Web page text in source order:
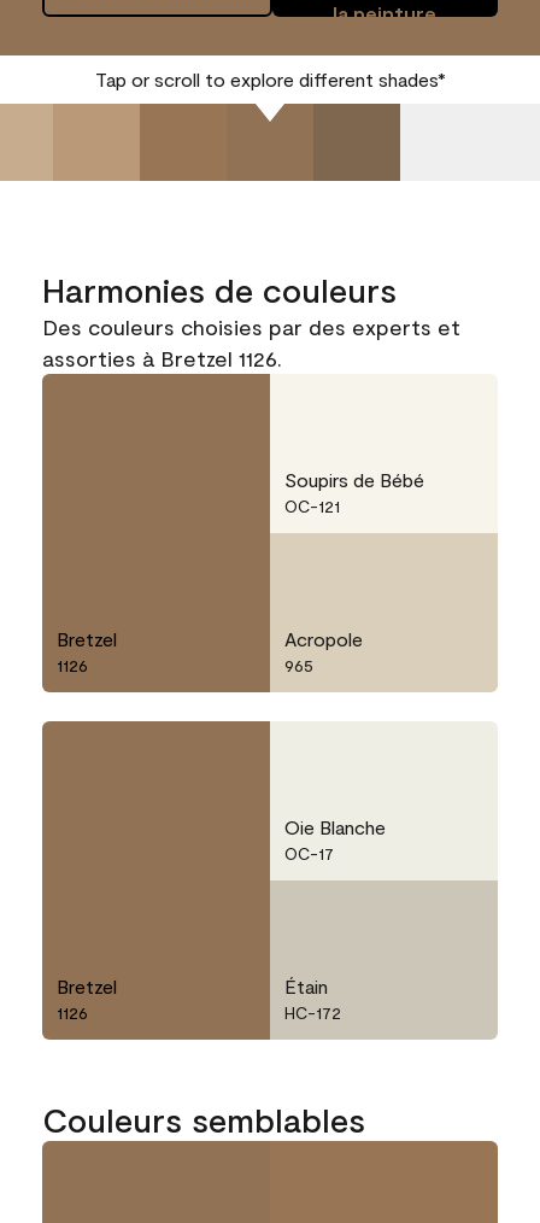
la peinture
Tap or scroll to explore different shades*
Harmonies de couleurs
Des couleurs choisies par des experts et
assorties à Bretzel 1126.
Bretzel
1126
Soupirs de Bébé
OC-121
Acropole
965
Bretzel
1126
Oie Blanche
OC-17
Étain
HC-172
Couleurs semblables